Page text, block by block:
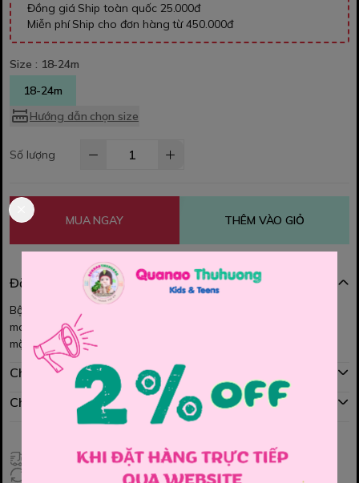
Đồng giá Ship toàn quốc 25.000đ
Miễn phí Ship cho đơn hàng từ 450.000đ
Size : 18-24m
18-24m
Hướng dẫn chọn size
Số lượng
MUA NGAY THÊM VÀO GIỎ
Đặc điểm nổi bật
Bộ HM Chất thun cotton mềm mịn , co dãn, thấm hút mồ hôi tốt
mang đến cho bé yêu sự thoải mái. Họa tiết in hình nổi bật. Bé
mặc rất thời trang tạo phong cách vô cùng năng động đây ạ
Chính sách mua hàng
Chính sách đổi hàng
Giao hàng toàn quốc
Đổi hàng 3 ngày (HCM), 7 ngày (Tỉnh)